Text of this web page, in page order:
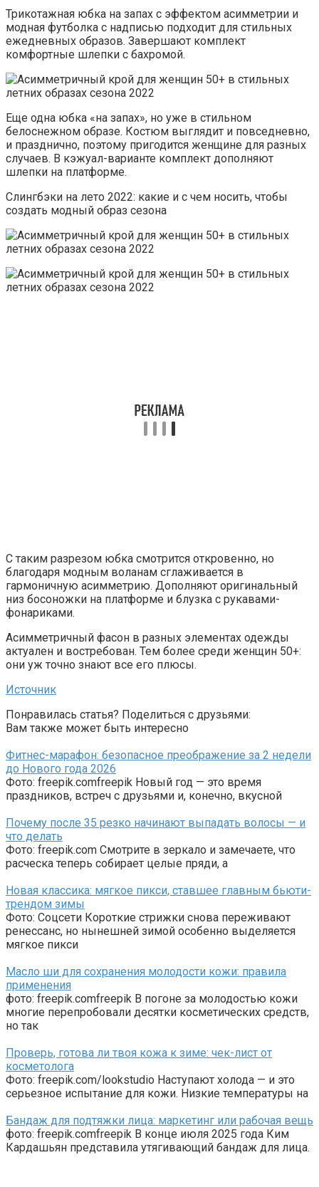
Трикотажная юбка на запах с эффектом асимметрии и
модная футболка с надписью подходит для стильных
ежедневных образов. Завершают комплект
комфортные шлепки с бахромой.
Еще одна юбка «на запах», но уже в стильном
белоснежном образе. Костюм выглядит и повседневно,
и празднично, поэтому пригодится женщине для разных
случаев. В кэжуал-варианте комплект дополняют
шлепки на платформе.
Слингбэки на лето 2022: какие и с чем носить, чтобы
создать модный образ сезона
С таким разрезом юбка смотрится откровенно, но
благодаря модным воланам сглаживается в
гармоничную асимметрию. Дополняют оригинальный
низ босоножки на платформе и блузка с рукавами-
фонариками.
Асимметричный фасон в разных элементах одежды
актуален и востребован. Тем более среди женщин 50+:
они уж точно знают все его плюсы.
Источник
Понравилась статья? Поделиться с друзьями:
Вам также может быть интересно
Фитнес-марафон: безопасное преображение за 2 недели
до Нового года 2026
Фото: freepik.comfreepik Новый год — это время
праздников, встреч с друзьями и, конечно, вкусной
Почему после 35 резко начинают выпадать волосы — и
что делать
Фото: freepik.com Смотрите в зеркало и замечаете, что
расческа теперь собирает целые пряди, а
Новая классика: мягкое пикси, ставшее главным бьюти-
трендом зимы
Фото: Соцсети Короткие стрижки снова переживают
ренессанс, но нынешней зимой особенно выделяется
мягкое пикси
Масло ши для сохранения молодости кожи: правила
применения
фото: freepik.comfreepik В погоне за молодостью кожи
многие перепробовали десятки косметических средств,
но так
Проверь, готова ли твоя кожа к зиме: чек-лист от
косметолога
Фото: freepik.com/lookstudio Наступают холода — и это
серьезное испытание для кожи. Низкие температуры на
Бандаж для подтяжки лица: маркетинг или рабочая вещь
фото: freepik.comfreepik В конце июля 2025 года Ким
Кардашьян представила утягивающий бандаж для лица.